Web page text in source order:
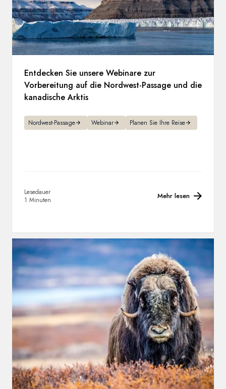
Entdecken Sie unsere Webinare zur
Vorbereitung auf die Nordwest-Passage und die
kanadische Arktis
Nordwest-Passage Webinar Planen Sie Ihre Reise
Lesedauer
1 Minuten
Mehr lesen